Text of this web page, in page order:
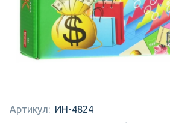
Артикул: ИН-4824